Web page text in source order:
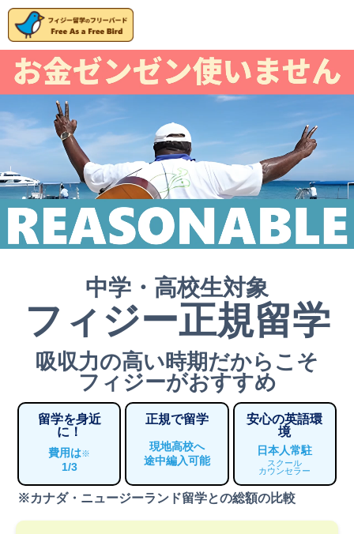
中学・高校生対象
フィジー正規留学
吸収力の高い時期だからこそ
フィジーがおすすめ
留学を身近
に！
費用は※
1/3
正規で留学
現地高校へ
途中編入可能
安心の英語環
境
日本人常駐
スクール
カウンセラー
※カナダ・ニュージーランド留学との総額の比較